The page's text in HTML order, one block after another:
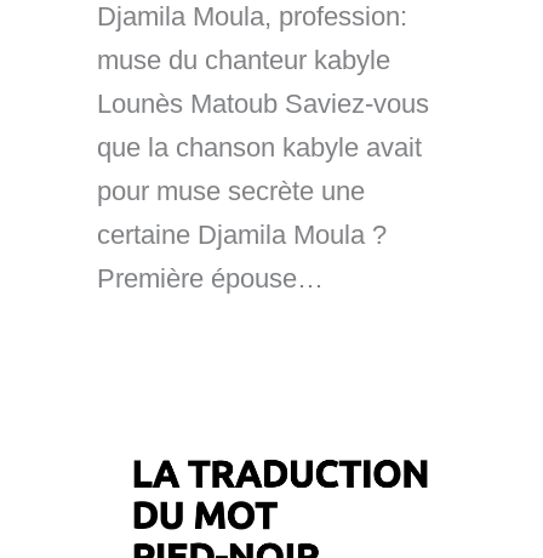
Djamila Moula, profession:
muse du chanteur kabyle
Lounès Matoub Saviez-vous
que la chanson kabyle avait
pour muse secrète une
certaine Djamila Moula ?
Première épouse…